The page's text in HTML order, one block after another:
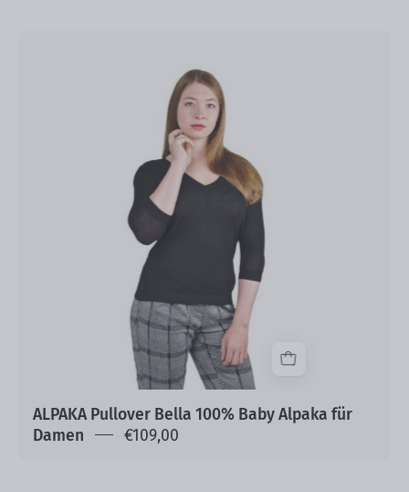
Pullover
Bella
100%
Baby
Alpaka
ALPAKA Pullover Bella 100% Baby Alpaka für
Damen
€109,00